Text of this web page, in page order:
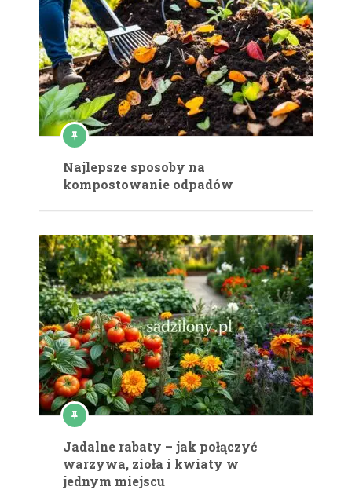
Najlepsze sposoby na
kompostowanie odpadów
Jadalne rabaty – jak połączyć
warzywa, zioła i kwiaty w
jednym miejscu